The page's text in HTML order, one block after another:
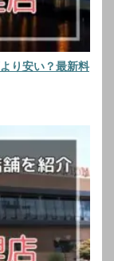
り安い？最新料